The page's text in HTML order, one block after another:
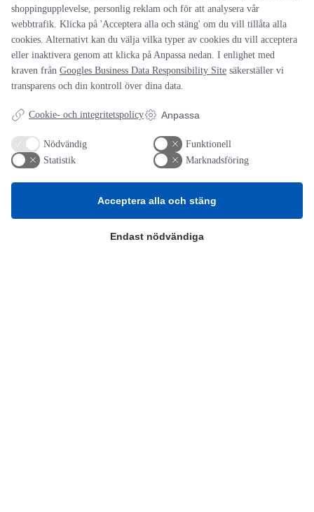
E-postadress*
Webbplats
Spara mitt namn, min e-postadress och webbplats i denna
webbläsare till nästa gång jag skriver en kommentar.
AOTI
shoppingupplevelse, personlig reklam och för att analysera vår
webbtrafik. Klicka på 'Acceptera alla och stäng' om du vill tillåta alla
cookies. Alternativt kan du välja vilka typer av cookies du vill acceptera
eller inaktivera genom att klicka på Anpassa nedan. I enlighet med
kraven från Googles Business Data Responsibility Site säkerställer vi
transparens och din kontroll över dina data.
Cookie- och integritetspolicy Anpassa
Nödvändig
Funktionell
Statistik
Marknadsföring
Endast nödvändiga
Acceptera alla och stäng